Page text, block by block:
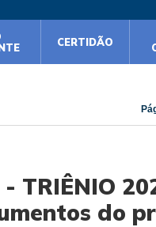
CERTIDÃO
- TRIÊNIO
do